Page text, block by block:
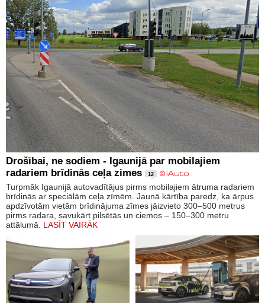
Drošībai, ne sodiem - Igaunijā par mobilajiem
radariem brīdinās ceļa zimes
12
Turpmāk Igaunijā autovadītājus pirms mobilajiem ātruma radariem
brīdinās ar speciālām ceļa zīmēm. Jaunā kārtība paredz, ka ārpus
apdzīvotām vietām brīdinājuma zīmes jāizvieto 300–500 metrus
pirms radara, savukārt pilsētās un ciemos – 150–300 metru
attālumā. LASĪT VAIRĀK